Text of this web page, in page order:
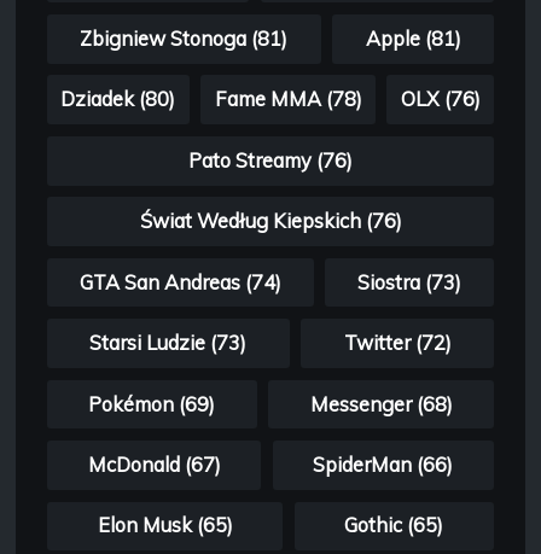
Zbigniew Stonoga (81) Apple (81)
Dziadek (80) Fame MMA (78) OLX (76)
Pato Streamy (76)
Świat Według Kiepskich (76)
GTA San Andreas (74) Siostra (73)
Starsi Ludzie (73) Twitter (72)
Pokémon (69) Messenger (68)
McDonald (67) SpiderMan (66)
Elon Musk (65) Gothic (65)